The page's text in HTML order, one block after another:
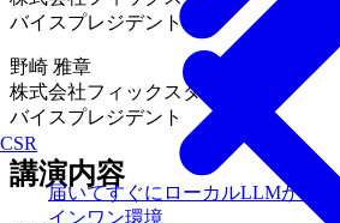
CSR
届いてすぐにローカルLLMが使
インワン環境
バイスプレジデント
野崎 雅章
株式会社フィックスターズ
バイスプレジデント
講演内容